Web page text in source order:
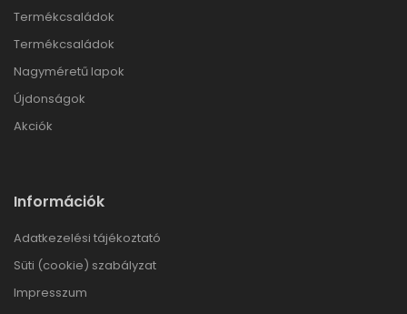
Termékcsaládok
Termékcsaládok
Nagyméretű lapok
Újdonságok
Akciók
Információk
Adatkezelési tájékoztató
Süti (cookie) szabályzat
Impresszum